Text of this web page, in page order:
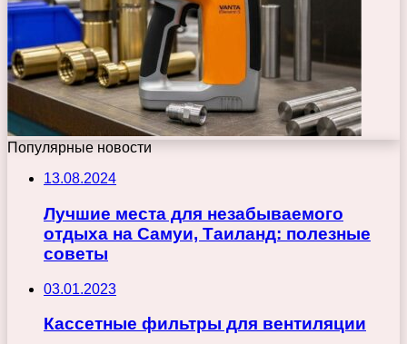
Популярные новости
13.08.2024
Лучшие места для незабываемого
отдыха на Самуи, Таиланд: полезные
советы
03.01.2023
Кассетные фильтры для вентиляции